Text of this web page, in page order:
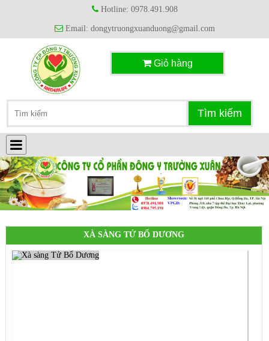
Hotline: 0978.491.908
Email: dongytruongxuanduong@gmail.com
Giỏ hàng
XÀ SÀNG TỬ BỔ DƯƠNG